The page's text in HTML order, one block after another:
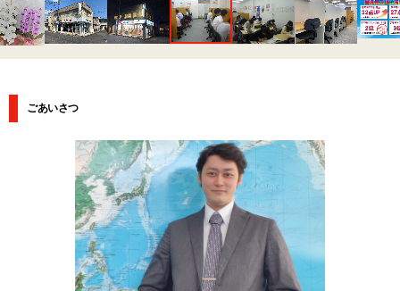
ごあいさつ